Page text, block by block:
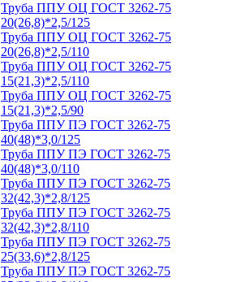
Труба ППУ ОЦ ГОСТ 3262-75
20(26,8)*2,5/125
Труба ППУ ОЦ ГОСТ 3262-75
20(26,8)*2,5/110
Труба ППУ ОЦ ГОСТ 3262-75
15(21,3)*2,5/110
Труба ППУ ОЦ ГОСТ 3262-75
15(21,3)*2,5/90
Труба ППУ ПЭ ГОСТ 3262-75
40(48)*3,0/125
Труба ППУ ПЭ ГОСТ 3262-75
40(48)*3,0/110
Труба ППУ ПЭ ГОСТ 3262-75
32(42,3)*2,8/125
Труба ППУ ПЭ ГОСТ 3262-75
32(42,3)*2,8/110
Труба ППУ ПЭ ГОСТ 3262-75
25(33,6)*2,8/125
Труба ППУ ПЭ ГОСТ 3262-75